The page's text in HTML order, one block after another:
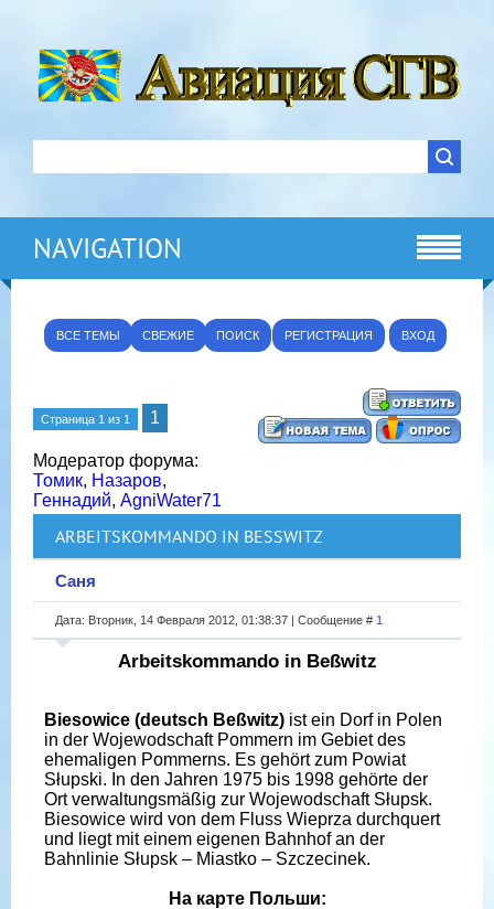
NAVIGATION
ВСЕ ТЕМЫ СВЕЖИЕ ПОИСК РЕГИСТРАЦИЯ ВХОД
Страница 1 из 1 1
Модератор форума:
Томик, Назаров,
Геннадий, AgniWater71
ARBEITSKOMMANDO IN BESSWITZ
Саня
Дата: Вторник, 14 Февраля 2012, 01:38:37 | Сообщение # 1
Arbeitskommando in Beßwitz
Biesowice (deutsch Beßwitz) ist ein Dorf in Polen
in der Wojewodschaft Pommern im Gebiet des
ehemaligen Pommerns. Es gehört zum Powiat
Słupski. In den Jahren 1975 bis 1998 gehörte der
Ort verwaltungsmäßig zur Wojewodschaft Słupsk.
Biesowice wird von dem Fluss Wieprza durchquert
und liegt mit einem eigenen Bahnhof an der
Bahnlinie Słupsk – Miastko – Szczecinek.
На карте Польши: